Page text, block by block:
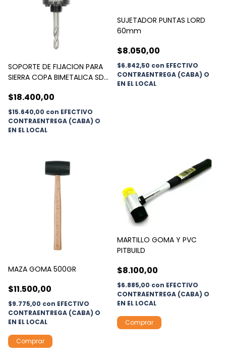
SOPORTE DE FIJACION PARA
SIERRA COPA BIMETALICA SDS
$18.400,00
$15.640,00 con EFECTIVO
CONTRAENTREGA (CABA) O
EN EL LOCAL
SUJETADOR PUNTAS LORD
60mm
$8.050,00
$6.842,50 con EFECTIVO
CONTRAENTREGA (CABA) O
EN EL LOCAL
MAZA GOMA 500GR
$11.500,00
$9.775,00 con EFECTIVO
CONTRAENTREGA (CABA) O
EN EL LOCAL
MARTILLO GOMA Y PVC
PITBUILD
$8.100,00
$6.885,00 con EFECTIVO
CONTRAENTREGA (CABA) O
EN EL LOCAL